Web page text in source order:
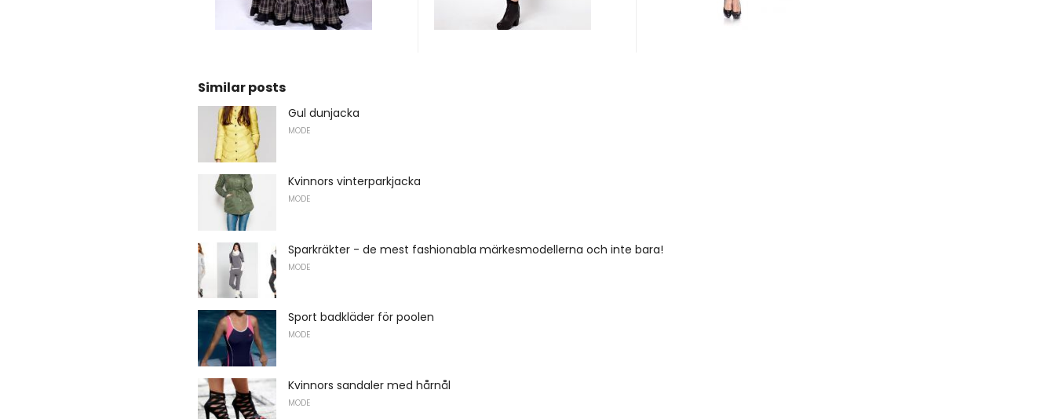
Similar posts
Gul dunjacka
MODE
Kvinnors vinterparkjacka
MODE
Sparkräkter - de mest fashionabla märkesmodellerna och inte bara!
MODE
Sport badkläder för poolen
MODE
Kvinnors sandaler med hårnål
MODE